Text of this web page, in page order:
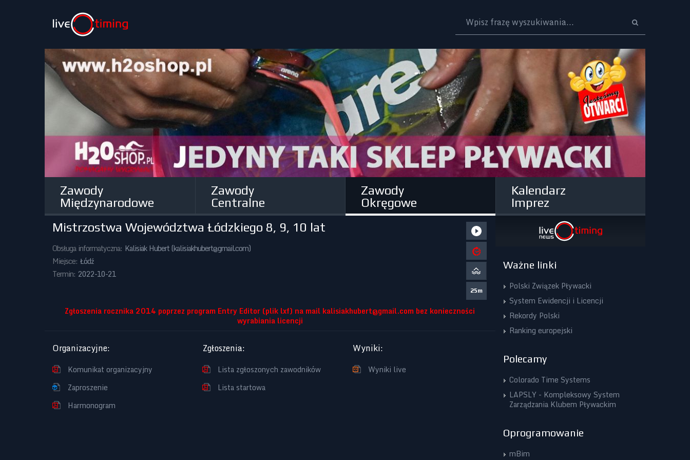
Zawody
Międzynarodowe
Zawody
Centralne
Zawody
Okręgowe
Kalendarz
Imprez
Mistrzostwa Województwa Łódzkiego 8, 9, 10 lat
Obsługa informatyczna: Kalisiak Hubert (kalisiakhubert@gmail.com)
Miejsce: Łódź
Termin: 2022-10-21
25m
Zgłoszenia rocznika 2014 poprzez program Entry Editor (plik lxf) na mail kalisiakhubert@gmail.com bez konieczności
wyrabiania licencji
Organizacyjne:
Komunikat organizacyjny
Zaproszenie
Harmonogram
Zgłoszenia:
Lista zgłoszonych zawodników
Lista startowa
Wyniki:
Wyniki live
Ważne linki
Polski Związek Pływacki
System Ewidencji i Licencji
Rekordy Polski
Ranking europejski
Polecamy
Colorado Time Systems
LAPSLY - Kompleksowy System
Zarządzania Klubem Pływackim
Oprogramowanie
mBim